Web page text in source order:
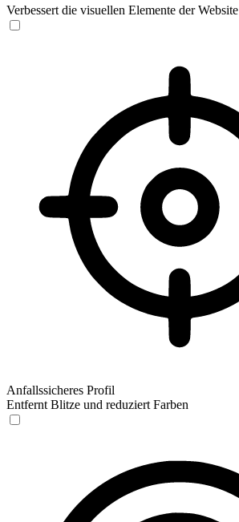
Verbessert die visuellen Elemente der Website
Anfallssicheres Profil
Entfernt Blitze und reduziert Farben